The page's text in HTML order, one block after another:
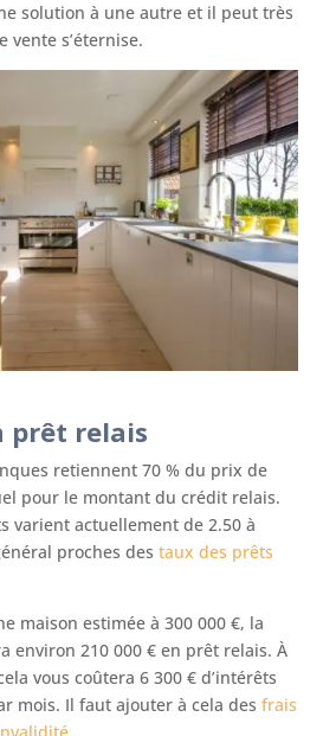
solution à une autre et il peut très
vente s’éternise.
prêt relais
retiennent 70 % du prix de
pour le montant du crédit relais.
varient actuellement de 2.50 à
proches destaux des prêts
maison estimée à 300 000 €, la
environ 210 000 € en prêt relais. À
vous coûtera 6 300 € d’intérêts
mois. Il faut ajouter à cela desfrais